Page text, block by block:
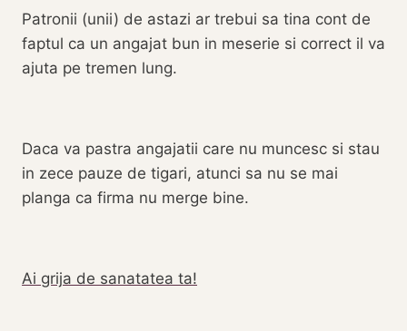
Patronii (unii) de astazi ar trebui sa tina cont de
faptul ca un angajat bun in meserie si correct il va
ajuta pe tremen lung.
Daca va pastra angajatii care nu muncesc si stau
in zece pauze de tigari, atunci sa nu se mai
planga ca firma nu merge bine.
Ai grija de sanatatea ta!